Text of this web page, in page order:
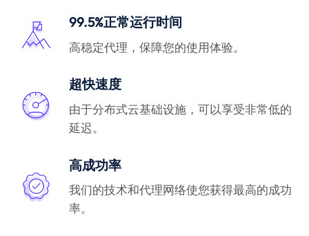
99.5%正常运行时间
高稳定代理，保障您的使用体验。
超快速度
由于分布式云基础设施，可以享受非常低的
延迟。
高成功率
我们的技术和代理网络使您获得最高的成功
率。